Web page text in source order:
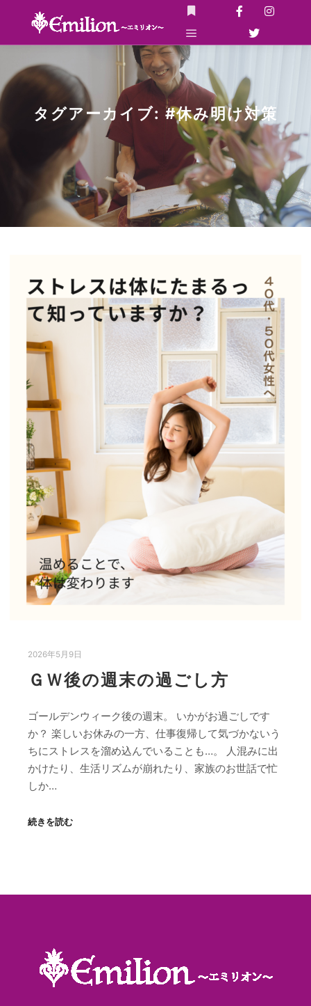
詳細
メインメニュー
タグアーカイブ: #休み明け対策
2026年5月9日
ＧＷ後の週末の過ごし方
ゴールデンウィーク後の週末。 いかがお過ごしです
か？ 楽しいお休みの一方、仕事復帰して気づかないう
ちにストレスを溜め込んでいることも…。 人混みに出
かけたり、生活リズムが崩れたり、家族のお世話で忙
しか…
続きを読む